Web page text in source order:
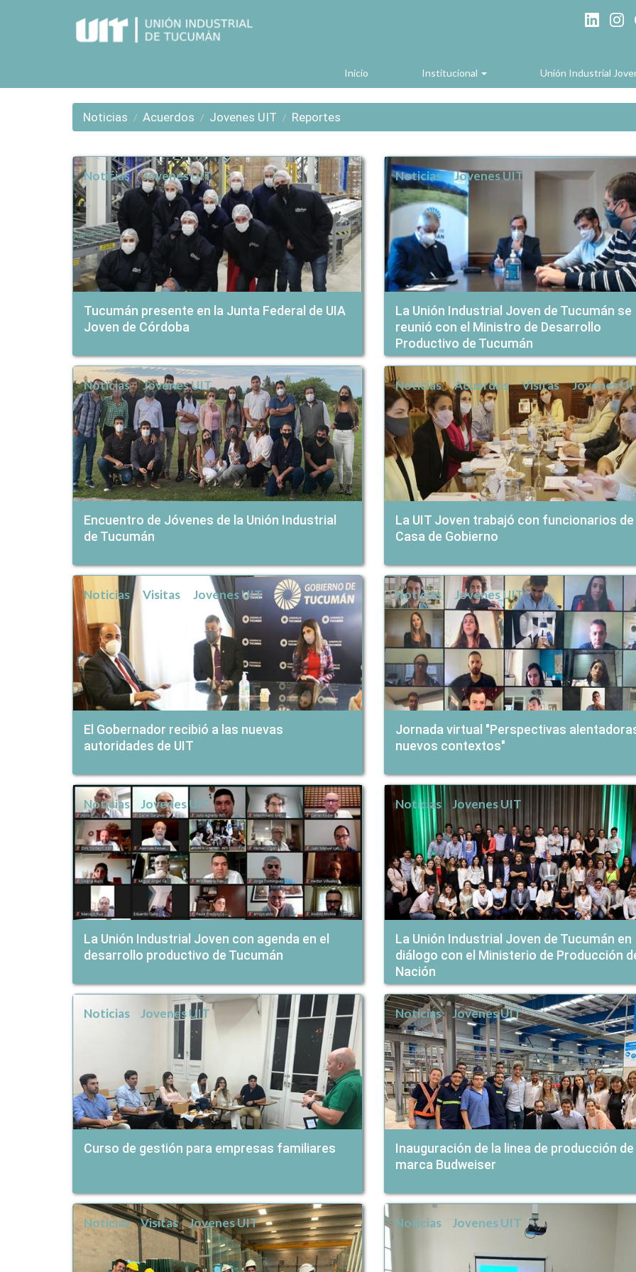
Inicio Institucional Unión Industrial
Noticias Acuerdos Jovenes UIT Reportes
Noticias Jovenes UIT
Tucumán presente en la Junta Federal de UIA
Joven de Córdoba
Noticias Jovenes UIT
La Unión Industrial Joven de Tucumán se
reunió con el Ministro de Desarrollo
Productivo de Tucumán
Noticias Jovenes UIT
Encuentro de Jóvenes de la Unión Industrial
de Tucumán
Noticias Acuerdos Visitas Jovenes
La UIT Joven trabajó con funcionarios de
Casa de Gobierno
Noticias Visitas Jovenes UIT
El Gobernador recibió a las nuevas
autoridades de UIT
Noticias Jovenes UIT
Jornada virtual "Perspectivas
nuevos contextos"
Noticias Jovenes UIT
La Unión Industrial Joven con agenda en el
desarrollo productivo de Tucumán
Noticias Jovenes UIT
La Unión Industrial Joven de Tucumán en
diálogo con el Ministerio de Producción
Nación
Noticias Jovenes UIT
Curso de gestión para empresas familiares
Noticias Jovenes UIT
Inauguración de la linea de producción de
marca Budweiser
Noticias Visitas Jovenes UIT Noticias Jovenes UIT